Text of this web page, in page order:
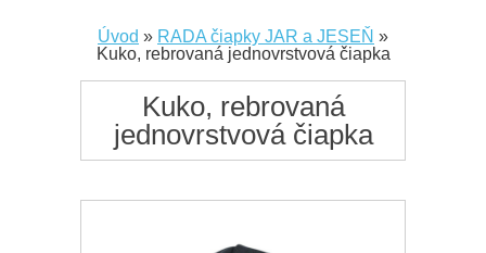
Úvod » RADA čiapky JAR a JESEŇ »
Kuko, rebrovaná jednovrstvová čiapka
Kuko, rebrovaná
jednovrstvová čiapka